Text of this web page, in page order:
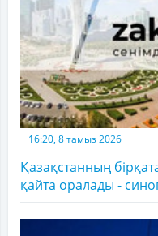
16:20, 8 тамыз 2026
Қазақстанның
қайта оралады -